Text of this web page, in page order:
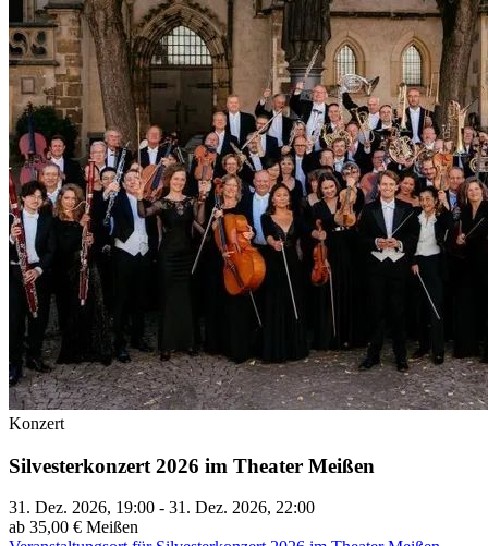
Konzert
Silvesterkonzert 2026 im Theater Meißen
31. Dez. 2026, 19:00 - 31. Dez. 2026, 22:00
ab 35,00 € Meißen